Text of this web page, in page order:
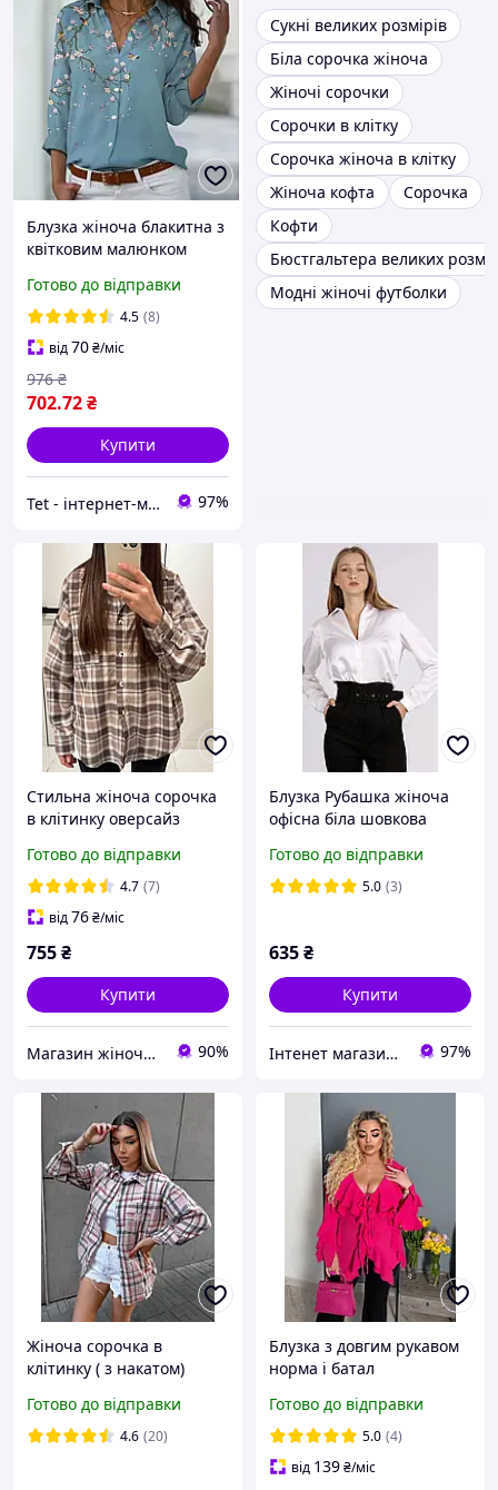
Блузка жіноча блакитна з
квітковим малюнком
відкладним коміром і
довгим рукавом
Готово до відправки
4.5 (8)
від70₴/міс
702.72₴
976 ₴
Купити
Tet - інтернет-магазин товарів для дому 97%
Сукні великих розмірів
Біла сорочка жіноча
Жіночі сорочки
Сорочки в клітку
Сорочка жіноча в клітку
Жіноча кофта
Сорочка
Кофти
Бюстгальтера великих
Модні жіночі футболки
Стильна жіноча сорочка
в клітинку оверсайз
рожевий бежевий
шоколад блакитний
Готово до відправки
4.7 (7)
від76₴/міс
755₴
Купити
Магазин жіночого одягу "Lamade" 90%
Блузка Рубашка жіноча
офісна біла шовкова
Готово до відправки
5.0 (3)
635₴
Купити
Інтенет магазин "Actualnoe" 97%
Жіноча сорочка в
клітинку ( з накатом)
Готово до відправки
4.6 (20)
Блузка з довгим рукавом
норма і батал
Готово до відправки
5.0 (4)
від 139₴/міс